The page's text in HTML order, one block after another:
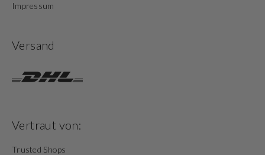
Impressum
Versand
Vertraut von:
Trusted Shops